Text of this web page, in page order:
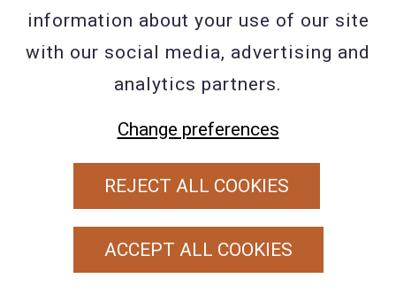
door Google opgeslagen op servers in de
Verenigde Staten. Google gebruikt deze
informatie om bij te houden hoe u de
websiteactiviteit op te stellen voor
website-exploitanten en andere diensten
aan te bieden met betrekking tot
website-activiteit en internetgebruik.
Google mag deze informatie aan derden
information about your use of our site
with our social media, advertising and
analytics partners.
Change preferences
REJECT ALL COOKIES
ACCEPT ALL COOKIES